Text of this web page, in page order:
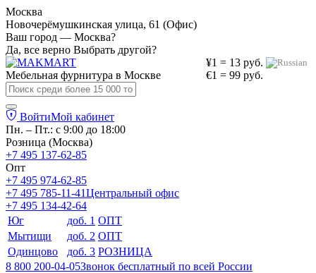
Москва
Новочерёмушкинская улица, 61 (Офис)
Ваш город — Москва?
Да, все верно Выбрать другой?
¥1 = 13 руб.
€1 = 99 руб.
Мебельная фурнитура в Москве
ВойтиМой кабинет
Пн. – Пт.: с 9:00 до 18:00
Розница (Москва)
+7 495 137-62-85
Опт
+7 495 974-62-85
+7 495 785-11-41Центральный офис
+7 495 134-42-64
Юг
доб. 1 ОПТ
Мытищи
доб. 2 ОПТ
Одинцово
доб. 3 РОЗНИЦА
8 800 200-04-05Звонок бесплатный по всей России